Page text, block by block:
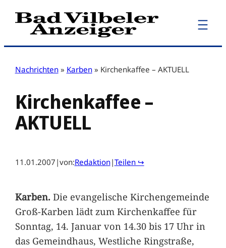
Zum
Inhalt
Nachrichten » Karben » Kirchenkaffee – AKTUELL
Kirchenkaffee –
AKTUELL
11.01.2007 |von:Redaktion|Teilen ↪
Karben.Die evangelische Kirchengemeinde
Groß-Karben lädt zum Kirchenkaffee für
Sonntag, 14. Januar von 14.30 bis 17 Uhr in
das Gemeindhaus, Westliche Ringstraße,